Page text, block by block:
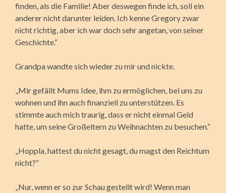
finden, als die Familie! Aber deswegen finde ich, soll ein
anderer nicht darunter leiden. Ich kenne Gregory zwar
nicht richtig, aber ich war doch sehr angetan, von seiner
Geschichte.“
Grandpa wandte sich wieder zu mir und nickte.
„Mir gefällt Mums Idee, ihm zu ermöglichen, bei uns zu
wohnen und ihn auch finanziell zu unterstützen. Es
stimmte auch mich traurig, dass er nicht einmal Geld
hatte, um seine Großeltern zu Weihnachten zu besuchen.“
„Hoppla, hattest du nicht gesagt, du magst den Reichtum
nicht?“
„Nur, wenn er so zur Schau gestellt wird! Wenn man